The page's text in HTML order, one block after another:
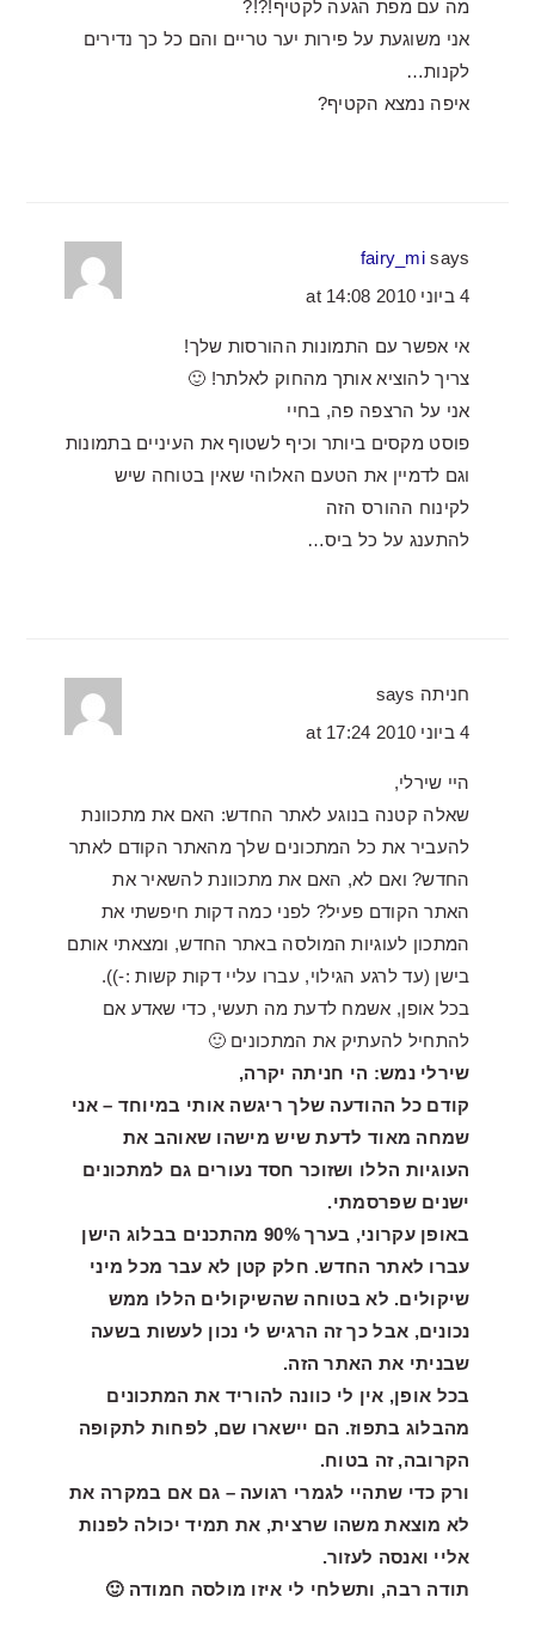
מה עם מפת הגעה לקטיף!?!?
אני משוגעת על פירות יער טריים והם כל כך נדירים
לקנות…
איפה נמצא הקטיף?
fairy_mi says
4 ביוני 2010 at 14:08
אי אפשר עם התמונות ההורסות שלך!
צריך להוציא אותך מהחוק לאלתר! 🙂
אני על הרצפה פה, בחיי
פוסט מקסים ביותר וכיף לשטוף את העיניים בתמונות
וגם לדמיין את הטעם האלוהי שאין בטוחה שיש
לקינוח ההורס הזה
להתענג על כל ביס…
חניתה says
4 ביוני 2010 at 17:24
היי שירלי,
שאלה קטנה בנוגע לאתר החדש: האם את מתכוונת
להעביר את כל המתכונים שלך מהאתר הקודם לאתר
החדש? ואם לא, האם את מתכוונת להשאיר את
האתר הקודם פעיל? לפני כמה דקות חיפשתי את
המתכון לעוגיות המולסה באתר החדש, ומצאתי אותם
בישן (עד לרגע הגילוי, עברו עליי דקות קשות :-)).
בכל אופן, אשמח לדעת מה תעשי, כדי שאדע אם
להתחיל להעתיק את המתכונים 🙂
שירלי נמש: הי חניתה יקרה,
קודם כל ההודעה שלך ריגשה אותי במיוחד – אני
שמחה מאוד לדעת שיש מישהו שאוהב את
העוגיות הללו ושזוכר חסד נעורים גם למתכונים
ישנים שפרסמתי.
באופן עקרוני, בערך 90% מהתכנים בבלוג הישן
עברו לאתר החדש. חלק קטן לא עבר מכל מיני
שיקולים. לא בטוחה שהשיקולים הללו ממש
נכונים, אבל כך זה הרגיש לי נכון לעשות בשעה
שבניתי את האתר הזה.
בכל אופן, אין לי כוונה להוריד את המתכונים
מהבלוג בתפוז. הם יישארו שם, לפחות לתקופה
הקרובה, זה בטוח.
ורק כדי שתהיי לגמרי רגועה – גם אם במקרה את
לא מוצאת משהו שרצית, את תמיד יכולה לפנות
אליי ואנסה לעזור.
תודה רבה, ותשלחי לי איזו מולסה חמודה 🙂